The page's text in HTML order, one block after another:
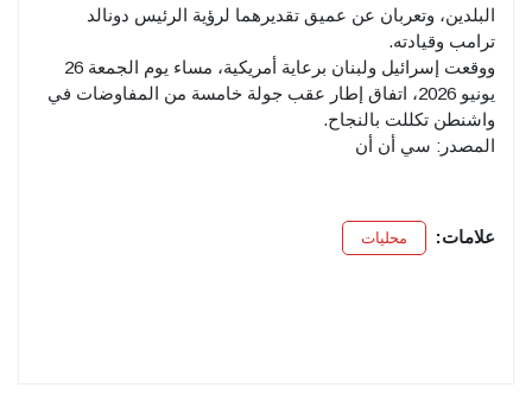
البلدين، وتعربان عن عميق تقديرهما لرؤية الرئيس دونالد
ترامب وقيادته.
ووقعت إسرائيل ولبنان برعاية أمريكية، مساء يوم الجمعة 26
يونيو 2026، اتفاق إطار عقب جولة خامسة من المفاوضات في
واشنطن تكللت بالنجاح.
المصدر: سي أن أن
علامات: محليات